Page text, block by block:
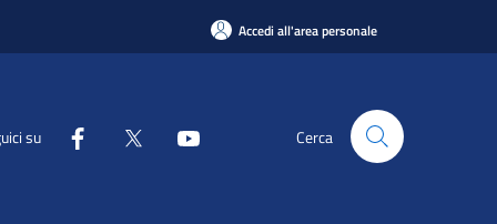
Accedi all'area personale
su Cerca